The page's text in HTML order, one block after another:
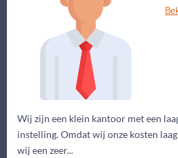
Wij zijn een klein kantoor met een
instelling. Omdat wij onze kosten
wij een zeer...